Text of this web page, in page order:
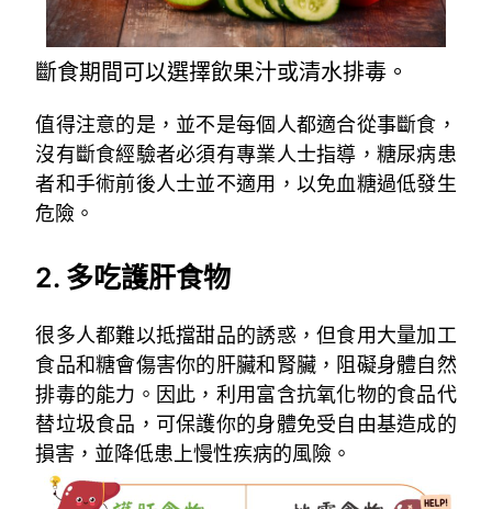
斷食期間可以選擇飲果汁或清水排毒。
值得注意的是，並不是每個人都適合從事斷食，
沒有斷食經驗者必須有專業人士指導，糖尿病患
者和手術前後人士並不適用，以免血糖過低發生
危險。
2. 多吃護肝食物
很多人都難以抵擋甜品的誘惑，但食用大量加工
食品和糖會傷害你的肝臟和腎臟，阻礙身體自然
排毒的能力。因此，利用富含抗氧化物的食品代
替垃圾食品，可保護你的身體免受自由基造成的
損害，並降低患上慢性疾病的風險。